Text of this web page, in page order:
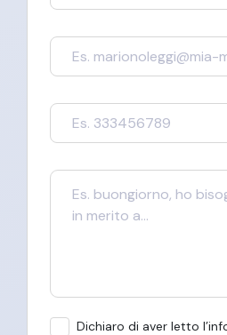
Dichiaro di aver letto